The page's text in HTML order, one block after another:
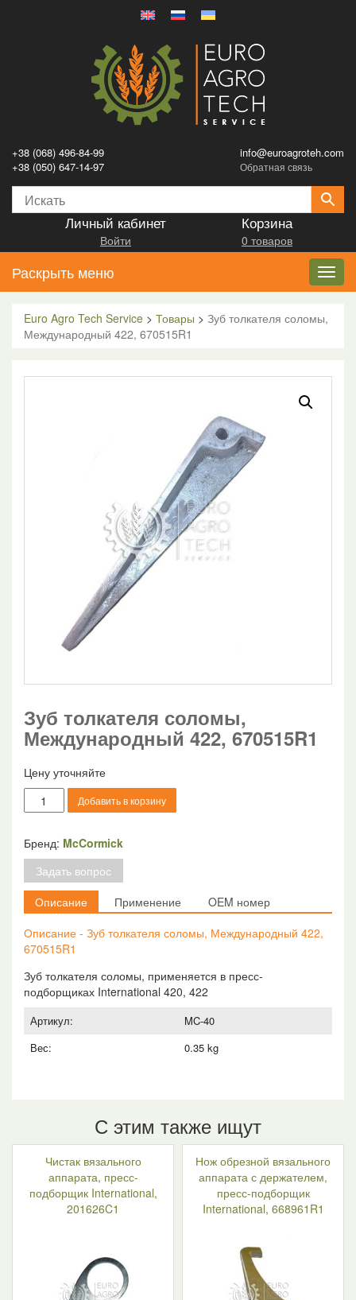
+38 (068) 496-84-99
+38 (050) 647-14-97
info@euroagroteh.com
Обратная связь
Личный кабинет
Войти
Корзина
0 товаров
Раскрыть меню
Euro Agro Tech Service > Товары > Зуб толкателя соломы,
Международный 422, 670515R1
Зуб толкателя соломы,
Международный 422, 670515R1
Цену уточняйте
Количество
товара
толкателя
соломы,
Международный
422,
670515R1
Добавить в корзину
Бренд: McCormick
Задать вопрос
Описание
Применение
OEM номер
Описание - Зуб толкателя соломы, Международный 422,
670515R1
Зуб толкателя соломы, применяется в пресс-
подборщиках International 420, 422
Артикул:
MC-40
Вес:
0.35 kg
С этим также ищут
Чистак вязального
аппарата, пресс-
подборщик International,
201626C1
Нож обрезной вязального
аппарата с держателем,
пресс-подборщик
International, 668961R1